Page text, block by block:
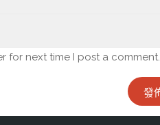
for next time I post a comment.